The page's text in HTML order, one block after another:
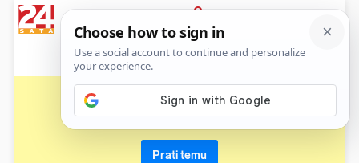
PRIJAVA
News
papa franjo
Prati temu